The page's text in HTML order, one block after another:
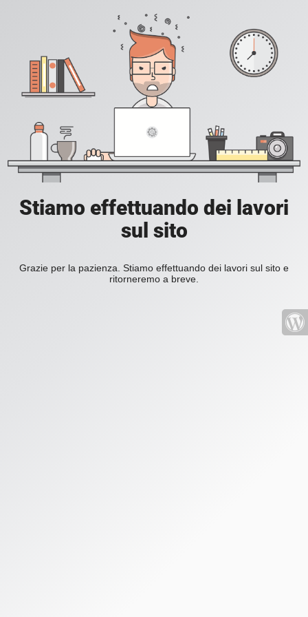
Stiamo effettuando dei lavori
sul sito
Grazie per la pazienza. Stiamo effettuando dei lavori sul sito e
ritorneremo a breve.